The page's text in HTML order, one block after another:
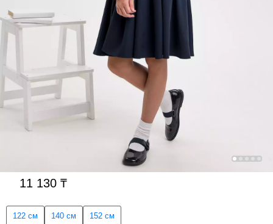
11 130
122 см 140 см 152 см